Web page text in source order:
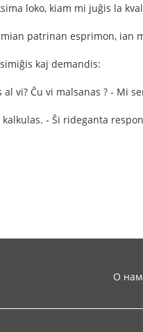
loko, kiam mi juĝis la
patrinan esprimon, ian
kaj demandis:
al vi? Ĉu vi malsanas ? - Mi
kalkulas. - Ŝi rideganta
О